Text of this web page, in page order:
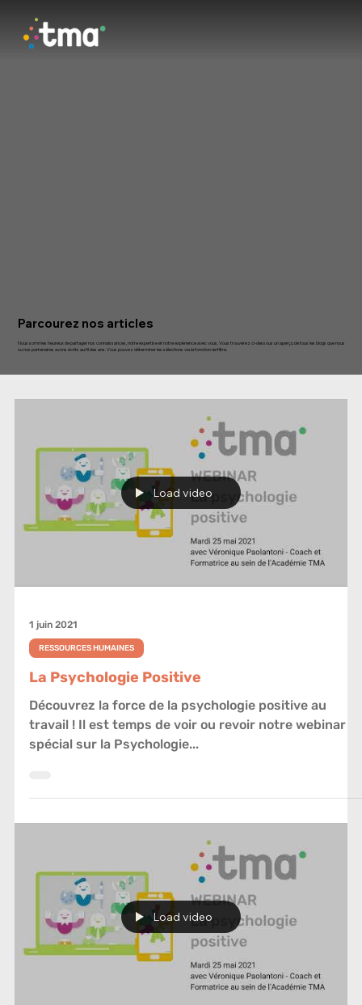
Parcourez nos articles
Nous sommes heureux de partager nos connaissances, notre expertise et notre expérience avec vous. Vous trouverez ci-dessous un aperçu de tous les blogs que nous
ou nos partenaires avons écrits au fil des ans. Vous pouvez déterminer les sélections via la fonction de filtre.
Load video
1 juin 2021
RESSOURCES HUMAINES
La Psychologie Positive
Découvrez la force de la psychologie positive au
travail ! Il est temps de voir ou revoir notre webinar
spécial sur la Psychologie...
Load video